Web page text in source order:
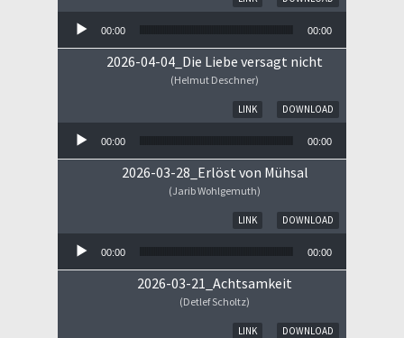
00:00 00:00
2026-04-04_Die Liebe versagt nicht
(Helmut Deschner)
DOWNLOAD
LINK
00:00 00:00
2026-03-28_Erlöst von Mühsal
(Jarib Wohlgemuth)
DOWNLOAD
LINK
00:00 00:00
2026-03-21_Achtsamkeit
(Detlef Scholtz)
DOWNLOAD
LINK